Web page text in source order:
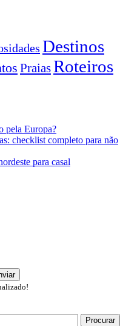
Destinos
PraiasRoteiros
pela Europa?
checklist completo para não
para casal
Procurar